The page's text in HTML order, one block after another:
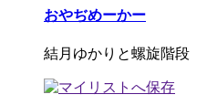
おやぢめーかー
結月ゆかりと螺旋階段